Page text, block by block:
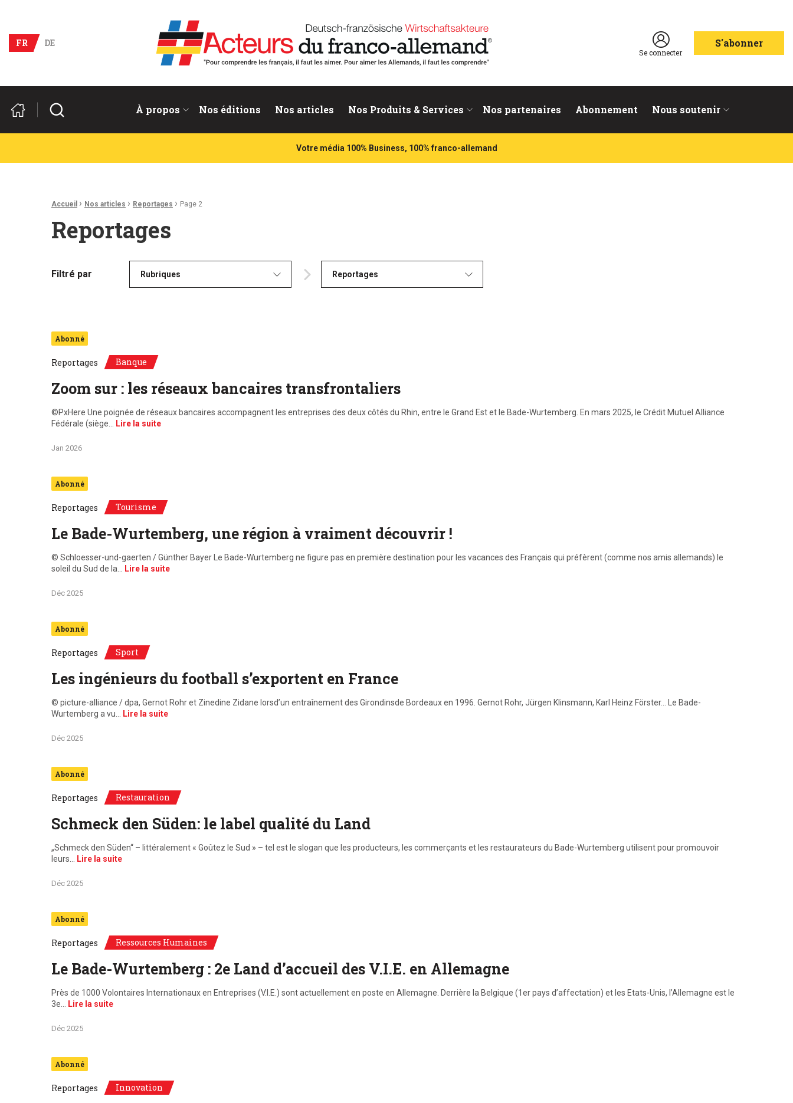
Acteurs du franco-allemand
FR
DE
Se connecter
S'abonner
À propos Nos éditions Nos articles Nos Produits & Services Nos partenaires Abonnement Nous soutenir
Rechercher
Votre média 100% Business, 100% franco-allemand
Fil d'Ariane :
Accueil › Nos articles › Reportages › Page 2
Reportages
Filtré par Rubriques Reportages
Abonné
Reportages Banque
Zoom sur : les réseaux bancaires transfrontaliers
©PxHere Une poignée de réseaux bancaires accompagnent les entreprises des deux côtés du Rhin, entre le Grand Est et le Bade-Wurtemberg. En mars 2025, le Crédit Mutuel Alliance
Fédérale (siège…
Lire la suite
Jan 2026
Abonné
Reportages Tourisme
Le Bade-Wurtemberg, une région à vraiment découvrir !
© Schloesser-und-gaerten / Günther Bayer Le Bade-Wurtemberg ne figure pas en première destination pour les vacances des Français qui préfèrent (comme nos amis allemands) le
soleil du Sud de la…
Lire la suite
Déc 2025
Abonné
Reportages Sport
Les ingénieurs du football s’exportent en France
© picture-alliance / dpa, Gernot Rohr et Zinedine Zidane lorsd’un entraînement des Girondinsde Bordeaux en 1996. Gernot Rohr, Jürgen Klinsmann, Karl Heinz Förster… Le Bade-
Wurtemberg a vu…
Lire la suite
Déc 2025
Abonné
Reportages Restauration
Schmeck den Süden: le label qualité du Land
„Schmeck den Süden“ – littéralement « Goûtez le Sud » – tel est le slogan que les producteurs, les commerçants et les restaurateurs du Bade-Wurtemberg utilisent pour promouvoir
leurs…
Lire la suite
Déc 2025
Abonné
Reportages Ressources Humaines
Le Bade-Wurtemberg : 2e Land d’accueil des V.I.E. en Allemagne
Près de 1000 Volontaires Internationaux en Entreprises (V.I.E.) sont actuellement en poste en Allemagne. Derrière la Belgique (1er pays d’affectation) et les Etats-Unis, l’Allemagne est le
3e…
Lire la suite
Déc 2025
Abonné
Reportages Innovation